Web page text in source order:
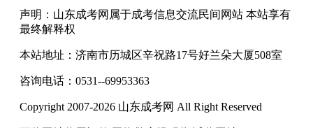
声明：山东成考网属于成考信息交流民间网站 本站享有
最终解释权
本站地址：济南市历城区辛祝路17号好兰朵大厦508室
咨询电话：0531--69953363
Copyright 2007-2026 山东成考网 All Right Reserved